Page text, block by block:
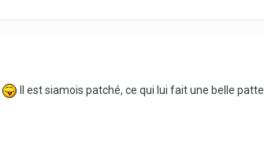
Il est siamois patché, ce qui lui fait une belle patte